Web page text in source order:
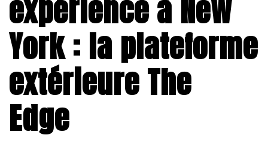
expérience à New
York : la plateforme
extérieure The
Edge